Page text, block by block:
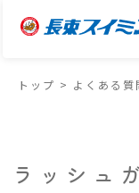
トップ > よくある質
ラッシュ